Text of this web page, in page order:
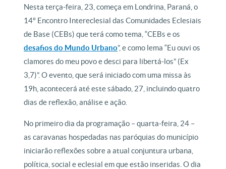
Nesta terça-feira, 23, começa em Londrina, Paraná, o
14º Encontro Intereclesial das Comunidades Eclesiais
de Base (CEBs) que terá como tema, “CEBs e os
desafios do Mundo Urbano”, e como lema “Eu ouvi os
clamores do meu povo e desci para libertá-los” (Ex
3,7)”. O evento, que será iniciado com uma missa às
19h, acontecerá até este sábado, 27, incluindo quatro
dias de reflexão, análise e ação.
No primeiro dia da programação – quarta-feira, 24 –
as caravanas hospedadas nas paróquias do município
iniciarão reflexões sobre a atual conjuntura urbana,
política, social e eclesial em que estão inseridas. O dia